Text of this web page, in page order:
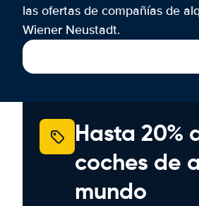
las ofertas de compañías de
Wiener Neustadt.
Hasta 20%
coches de
mundo